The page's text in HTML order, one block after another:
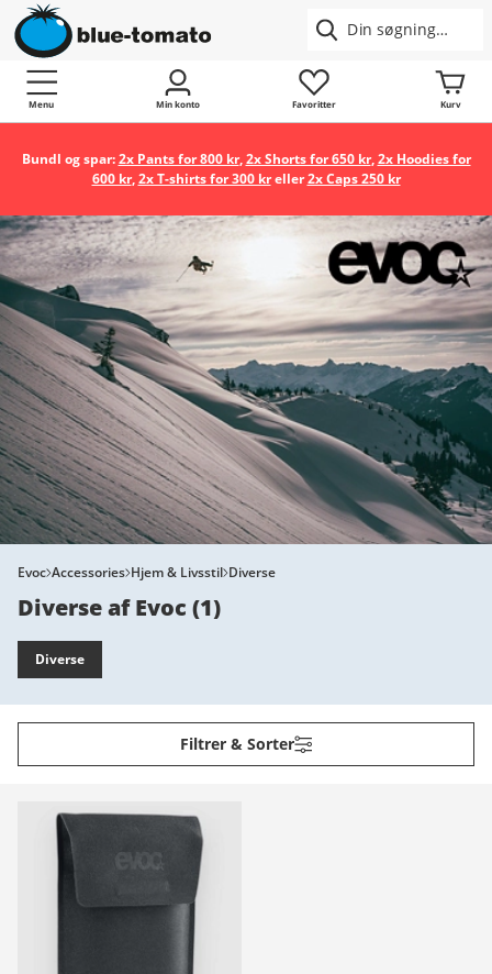
Menu Min konto Favoritter Kurv
Bundl og spar:2x Pants for 800 kr,2x Shorts for 650 kr,2x Hoodies for
600 kr,2x T-shirts for 300 kreller2x Caps 250 kr
Evoc Accessories Hjem & Livsstil Diverse
Diverse af Evoc (1)
Diverse
Filtrer & Sorter